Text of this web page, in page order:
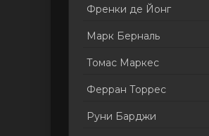
Френки де Йонг
Марк Берналь
Томас Маркес
Ферран Торрес
Руни Барджи